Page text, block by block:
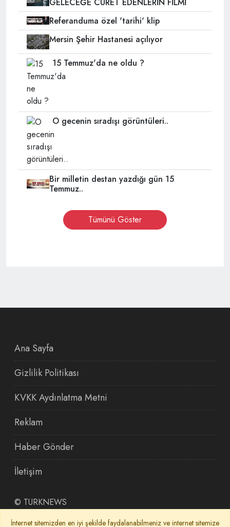
Referanduma özel 'tarihi' klip
Mersin Şehir Hastanesi açılıyor
15 Temmuz'da ne oldu ?
O gecenin sıradışı görüntüleri..
Bir milletin destan yazdığı gün 15
Temmuz..
Tümünü Göster
Ana Sayfa
Gizlilik Politikası
KVKK Aydınlatma Metni
Reklam
Haber Gönder
İletişim
© TURKNEWS
İnternet sitemizden en iyi şekilde faydalanabilmeniz ve internet sitemize